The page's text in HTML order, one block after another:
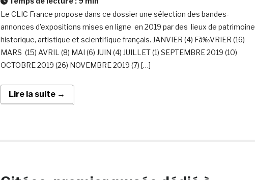
Le CLIC France propose dans ce dossier une sélection des bandes-
annonces d’expositions mises en ligne en 2019 par des lieux de patrimoine
historique, artistique et scientifique français. JANVIER (4) Fà‰VRIER (16)
MARS (15) AVRIL (8) MAI (6) JUIN (4) JUILLET (1) SEPTEMBRE 2019 (10)
OCTOBRE 2019 (26) NOVEMBRE 2019 (7) […]
Lire la suite →